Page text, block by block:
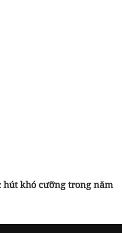
hút khó cưỡng trong năm